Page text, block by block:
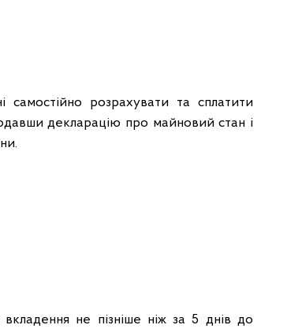
самостійно розрахувати та сплатити
декларацію про майновий стан і
не пізніше ніж за 5 днів до